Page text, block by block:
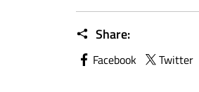
Share:
Facebook Twitter